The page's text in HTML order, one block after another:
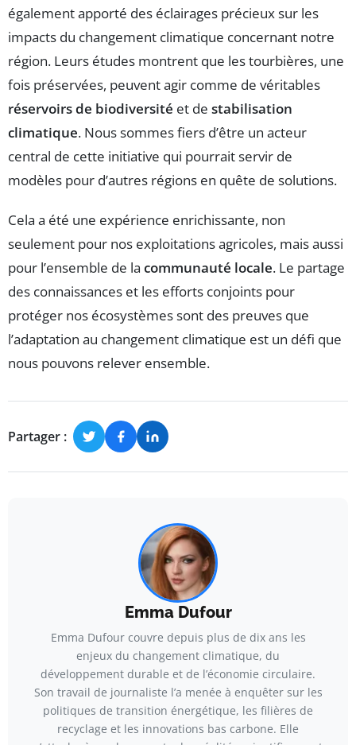
également apporté des éclairages précieux sur les
impacts du changement climatique concernant notre
région. Leurs études montrent que les tourbières, une
fois préservées, peuvent agir comme de véritables
réservoirs de biodiversité et de stabilisation
climatique. Nous sommes fiers d’être un acteur
central de cette initiative qui pourrait servir de
modèles pour d’autres régions en quête de solutions.
Cela a été une expérience enrichissante, non
seulement pour nos exploitations agricoles, mais aussi
pour l’ensemble de la communauté locale. Le partage
des connaissances et les efforts conjoints pour
protéger nos écosystèmes sont des preuves que
l’adaptation au changement climatique est un défi que
nous pouvons relever ensemble.
Partager :
Emma Dufour
Emma Dufour couvre depuis plus de dix ans les
enjeux du changement climatique, du
développement durable et de l’économie circulaire.
Son travail de journaliste l’a menée à enquêter sur les
politiques de transition énergétique, les filières de
recyclage et les innovations bas carbone. Elle